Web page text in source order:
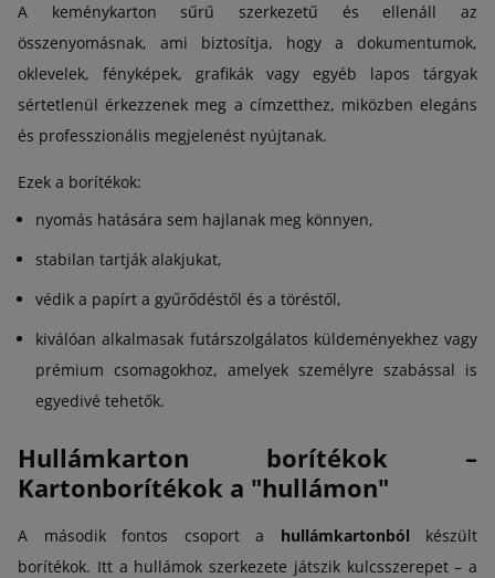
A keménykarton sűrű szerkezetű és ellenáll az
összenyomásnak, ami biztosítja, hogy a dokumentumok,
oklevelek, fényképek, grafikák vagy egyéb lapos tárgyak
sértetlenül érkezzenek meg a címzetthez, miközben elegáns
és professzionális megjelenést nyújtanak.
Ezek a borítékok:
nyomás hatására sem hajlanak meg könnyen,
stabilan tartják alakjukat,
védik a papírt a gyűrődéstől és a töréstől,
kiválóan alkalmasak futárszolgálatos küldeményekhez vagy
prémium csomagokhoz, amelyek személyre szabással is
egyedivé tehetők.
Hullámkarton borítékok –
Kartonborítékok a "hullámon"
A második fontos csoport a hullámkartonból készült
borítékok. Itt a hullámok szerkezete játszik kulcsszerepet – a